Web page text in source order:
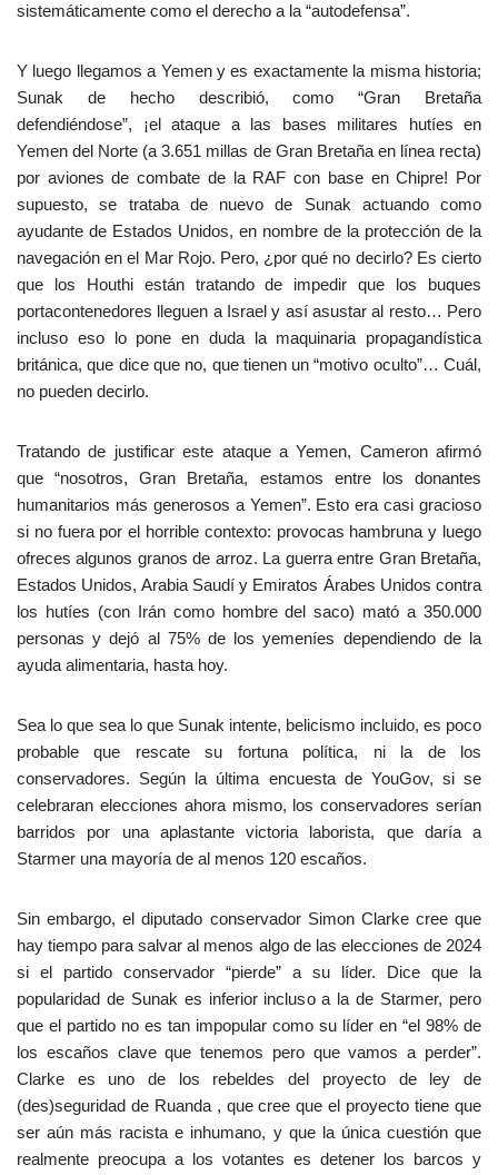
sistemáticamente como el derecho a la “autodefensa”.
Y luego llegamos a Yemen y es exactamente la misma historia;
Sunak de hecho describió, como “Gran Bretaña
defendiéndose”, ¡el ataque a las bases militares hutíes en
Yemen del Norte (a 3.651 millas de Gran Bretaña en línea recta)
por aviones de combate de la RAF con base en Chipre! Por
supuesto, se trataba de nuevo de Sunak actuando como
ayudante de Estados Unidos, en nombre de la protección de la
navegación en el Mar Rojo. Pero, ¿por qué no decirlo? Es cierto
que los Houthi están tratando de impedir que los buques
portacontenedores lleguen a Israel y así asustar al resto… Pero
incluso eso lo pone en duda la maquinaria propagandística
británica, que dice que no, que tienen un “motivo oculto”… Cuál,
no pueden decirlo.
Tratando de justificar este ataque a Yemen, Cameron afirmó
que “nosotros, Gran Bretaña, estamos entre los donantes
humanitarios más generosos a Yemen”. Esto era casi gracioso
si no fuera por el horrible contexto: provocas hambruna y luego
ofreces algunos granos de arroz. La guerra entre Gran Bretaña,
Estados Unidos, Arabia Saudí y Emiratos Árabes Unidos contra
los hutíes (con Irán como hombre del saco) mató a 350.000
personas y dejó al 75% de los yemeníes dependiendo de la
ayuda alimentaria, hasta hoy.
Sea lo que sea lo que Sunak intente, belicismo incluido, es poco
probable que rescate su fortuna política, ni la de los
conservadores. Según la última encuesta de YouGov, si se
celebraran elecciones ahora mismo, los conservadores serían
barridos por una aplastante victoria laborista, que daría a
Starmer una mayoría de al menos 120 escaños.
Sin embargo, el diputado conservador Simon Clarke cree que
hay tiempo para salvar al menos algo de las elecciones de 2024
si el partido conservador “pierde” a su líder. Dice que la
popularidad de Sunak es inferior incluso a la de Starmer, pero
que el partido no es tan impopular como su líder en “el 98% de
los escaños clave que tenemos pero que vamos a perder”.
Clarke es uno de los rebeldes del proyecto de ley de
(des)seguridad de Ruanda , que cree que el proyecto tiene que
ser aún más racista e inhumano, y que la única cuestión que
realmente preocupa a los votantes es detener los barcos y